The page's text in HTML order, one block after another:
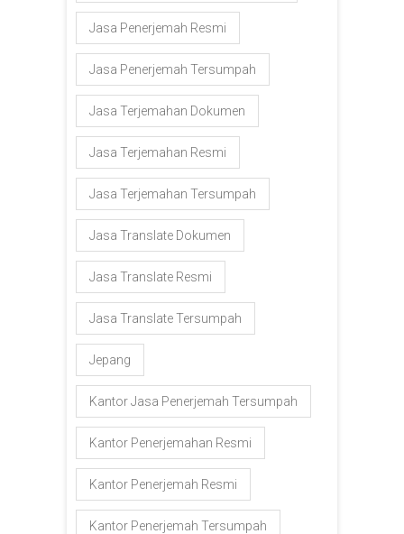
Jasa Penerjemah Resmi
Jasa Penerjemah Tersumpah
Jasa Terjemahan Dokumen
Jasa Terjemahan Resmi
Jasa Terjemahan Tersumpah
Jasa Translate Dokumen
Jasa Translate Resmi
Jasa Translate Tersumpah
Jepang
Kantor Jasa Penerjemah Tersumpah
Kantor Penerjemahan Resmi
Kantor Penerjemah Resmi
Kantor Penerjemah Tersumpah